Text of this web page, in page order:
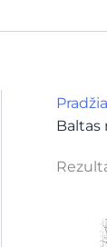
Pradžia
Baltas